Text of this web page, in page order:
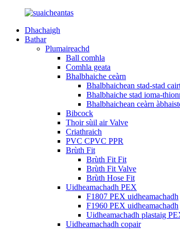
Dhachaigh
Bathar
Plumaireachd
Ball comhla
Comhla geata
Bhalbhaiche ceàrn
Bhalbhaichean stad-stad
Bhalbhaiche stad ioma-
Bhalbhaichean ceàrn
Bibcock
Thoir sùil air Valve
Criathraich
PVC CPVC PPR
Brùth Fit
Brùth Fit Fit
Brùth Fit Valve
Brùth Hose Fit
Uidheamachadh PEX
F1807 PEX uidheamachadh
F1960 PEX uidheamachadh
Uidheamachadh plastaig
Uidheamachadh copair